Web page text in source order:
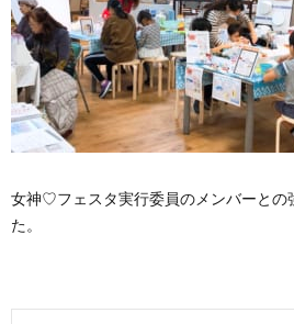
女神♡フェスタ実行委員のメンバーとの
た。